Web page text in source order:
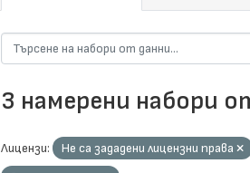
3 намерени набори
Лицензи: Не са зададени лицензни права